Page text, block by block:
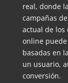
real, donde
campañas
actual de los
online
basadas en
un usuario,
conversión.